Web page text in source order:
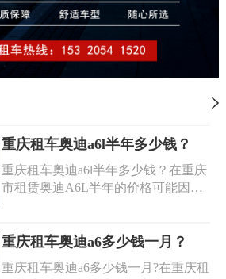
重庆租车奥迪a6l半年多少钱？
重庆租车奥迪a6l半年多少钱？在重庆
市租赁奥迪A6L半年的价格可能因车
自动挡的租赁价格为500-600元/天，
租赁费用为6-7万元。
重庆租车奥迪a6多少钱一月？
重庆租车奥迪a6多少钱一月?在重庆租